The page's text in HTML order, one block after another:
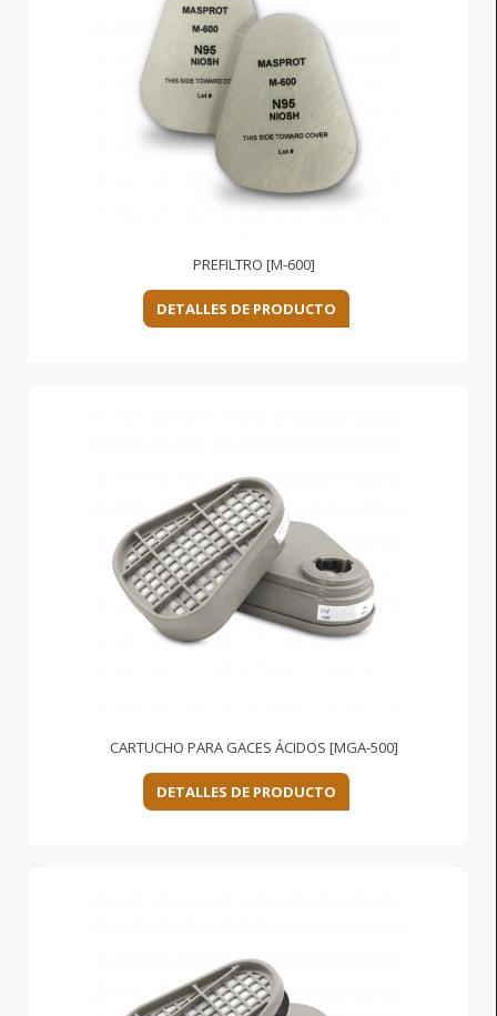
PREFILTRO [M-600]
DETALLES DE PRODUCTO
CARTUCHO PARA GACES ÁCIDOS [MGA-500]
DETALLES DE PRODUCTO